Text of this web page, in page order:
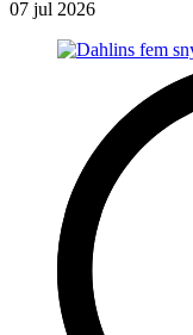
07 jul 2026